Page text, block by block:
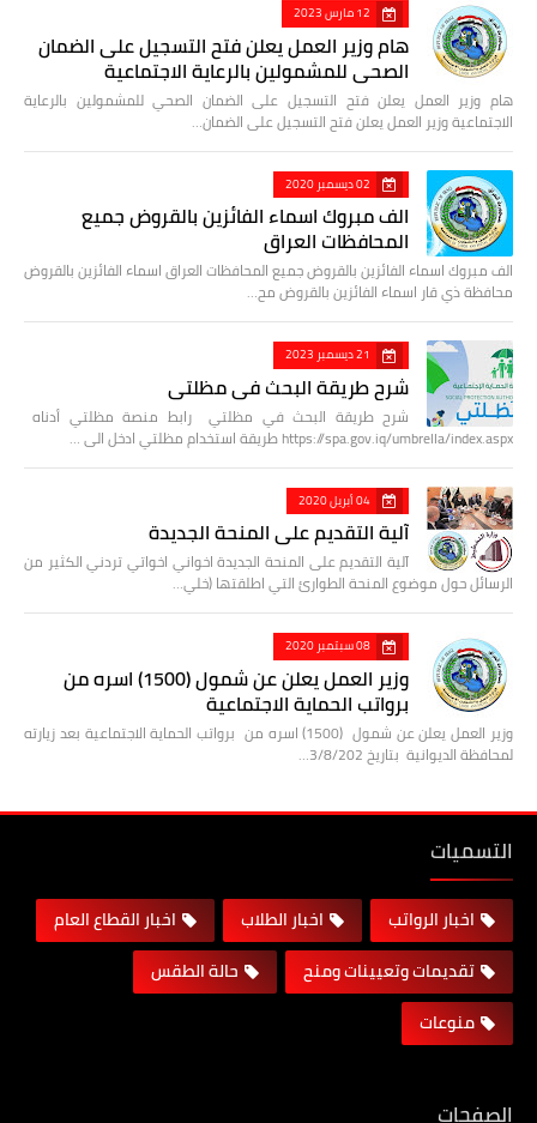
12 مارس 2023
هام وزير العمل يعلن فتح التسجيل على الضمان
الصحي للمشمولين بالرعاية الاجتماعية
هام وزير العمل يعلن فتح التسجيل على الضمان الصحي للمشمولين بالرعاية
الاجتماعية وزير العمل يعلن فتح التسجيل على الضمان…
02 ديسمبر 2020
الف مبروك اسماء الفائزين بالقروض جميع
المحافظات العراق
الف مبروك اسماء الفائزين بالقروض جميع المحافظات العراق اسماء الفائزين بالقروض
محافظة ذي قار اسماء الفائزين بالقروض مح…
21 ديسمبر 2023
شرح طريقة البحث في مظلتي
شرح طريقة البحث في مظلتي رابط منصة مظلتي أدناه
https://spa.gov.iq/umbrella/index.aspx طريقة استخدام مظلتي ادخل الى …
04 أبريل 2020
آلية التقديم على المنحة الجديدة
آلية التقديم على المنحة الجديدة اخواني اخواتي تردني الكثير من
الرسائل حول موضوع المنحة الطوارئ التي اطلقتها (خلي…
08 سبتمبر 2020
وزير العمل يعلن عن شمول (1500) اسره من
برواتب الحماية الاجتماعية
وزير العمل يعلن عن شمول (1500) اسره من برواتب الحماية الاجتماعية بعد زيارته
لمحافظة الديوانية بتاريخ 3/8/202…
التسميات
اخبار الرواتب اخبار الطلاب
اخبار القطاع العام
تقديمات وتعيينات ومنح
حالة الطقس
منوعات
الصفحات